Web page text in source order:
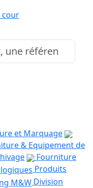
et Marquage
& Equipement de
Fourniture
Produits
Division